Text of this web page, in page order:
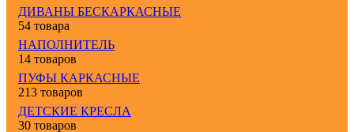
ДИВАНЫ БЕСКАРКАСНЫЕ
54 товара
НАПОЛНИТЕЛЬ
14 товаров
ПУФЫ КАРКАСНЫЕ
213 товаров
ДЕТСКИЕ КРЕСЛА
30 товаров